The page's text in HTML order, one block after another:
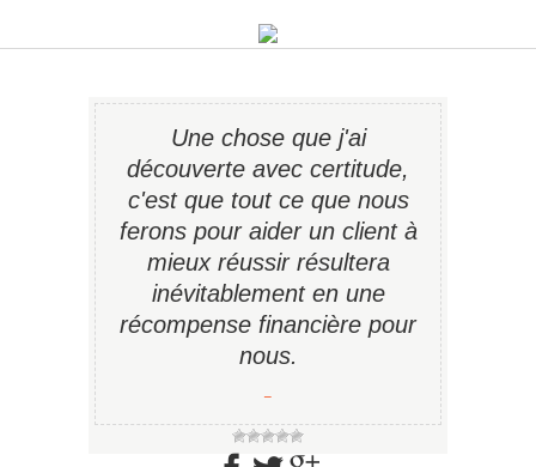
Une chose que j'ai
découverte avec certitude,
c'est que tout ce que nous
ferons pour aider un client à
mieux réussir résultera
inévitablement en une
récompense financière pour
nous.
−